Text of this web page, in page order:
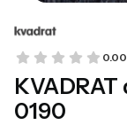
0.00
KVADRAT
0190